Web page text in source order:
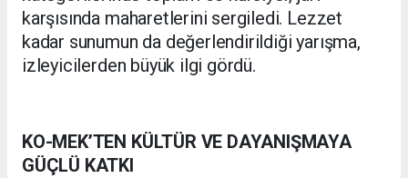
karşısında maharetlerini sergiledi. Lezzet
kadar sunumun da değerlendirildiği yarışma,
izleyicilerden büyük ilgi gördü.
KO-MEK’TEN KÜLTÜR VE DAYANIŞMAYA
GÜÇLÜ KATKI